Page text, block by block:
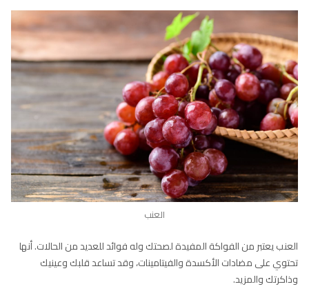
العنب
العنب يعتبر من الفواكة المفيدة لصحتك وله فوائد للعديد من الحالات. أنها
تحتوي على مضادات الأكسدة والفيتامينات، وقد تساعد قلبك وعينيك
وذاكرتك والمزيد.